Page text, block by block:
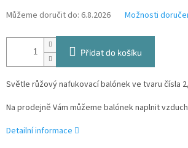
Můžeme doručit do: 6.8.2026 Možnosti
Přidat do košíku
Světle růžový nafukovací balónek ve tvaru čísla
Na prodejně Vám můžeme balónek naplnit
Detailní informace